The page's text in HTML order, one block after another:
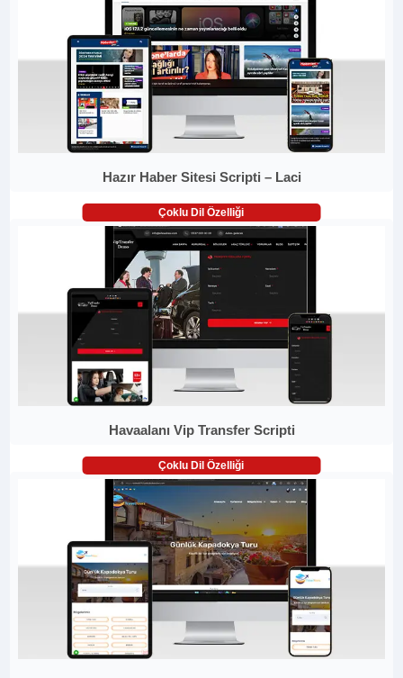
Hazır Haber Sitesi Scripti – Laci
Çoklu Dil Özelliği
Havaalanı Vip Transfer Scripti
Çoklu Dil Özelliği